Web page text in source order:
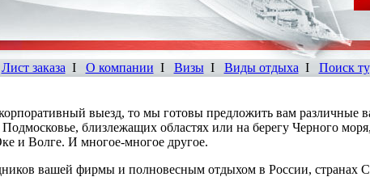
Лист заказа I О компании I ВизыI Виды отдыха I Поиск
выезд, то мы готовы предложить вам различные
Подмосковье, близлежащих областях или на берегу Черного
и Волге. И многое-многое другое.
вашей фирмы и полновесным отдыхом в России, странах